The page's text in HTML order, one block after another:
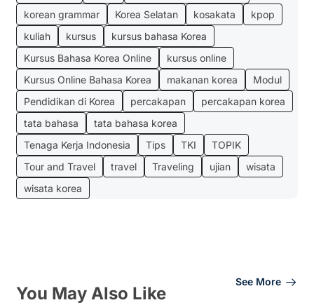
korean grammar
Korea Selatan kosakata
kpop
kuliah
kursus
kursus bahasa Korea
Kursus Bahasa Korea Online
kursus online
Kursus Online Bahasa Korea
makanan korea
Modul
Pendidikan di Korea
percakapan
percakapan korea
tata bahasa
tata bahasa korea
Tenaga Kerja Indonesia
Tips TKI
TOPIK
Tour and Travel
travel Traveling ujian
wisata
wisata korea
You May Also Like
See More